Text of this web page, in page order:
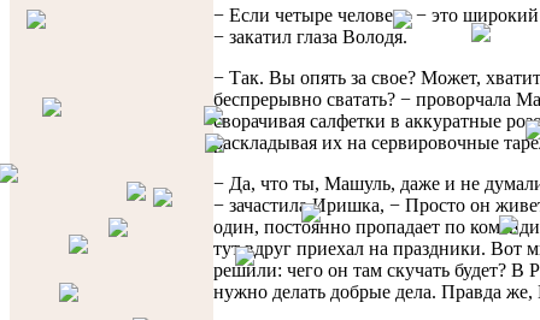
− Если четыре человека − это
− закатил глаза Володя.
− Так. Вы опять за свое? Может,
беспрерывно сватать? − проворчала
сворачивая салфетки в аккуратные
раскладывая их на сервировочные
− Да, что ты, Машуль, даже и не
− зачастила Иришка, − Просто он
один, постоянно пропадает по
тут вдруг приехал на праздники. Вот
решили: чего он там скучать будет? В
нужно делать добрые дела. Правда же,